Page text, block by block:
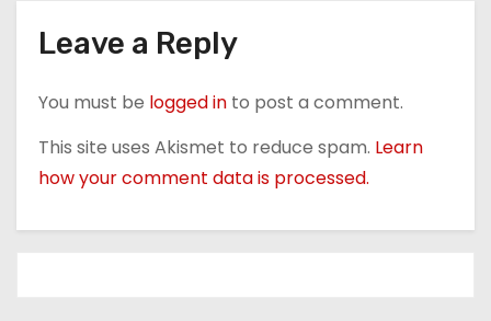
n
Leave a Reply
You must be logged in to post a comment.
This site uses Akismet to reduce spam. Learn
how your comment data is processed.